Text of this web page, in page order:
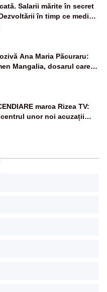
Salarii mărite în secret
în timp ce medicii
Ana Maria Păcuraru:
Mangalia, dosarul care
României
marca Rizea TV:
unor noi acuzații